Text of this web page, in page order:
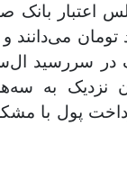
اعتبار بانک
تومان می‌دانند
در سررسید
به
پول با